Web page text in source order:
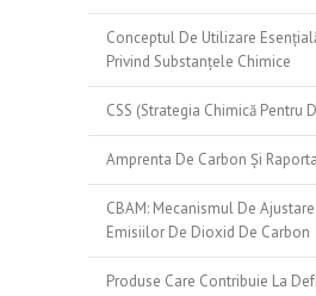
Conceptul De Utilizare
Privind Substanțele Chimice
CSS (Strategia Chimică Pentru
Amprenta De Carbon Și
CBAM: Mecanismul De
Emisiilor De Dioxid De Carbon
Produse Care Contribuie La